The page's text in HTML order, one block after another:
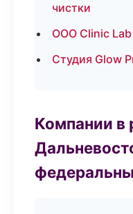
чистки
ООО Clinic
Студия Glow
Компании в